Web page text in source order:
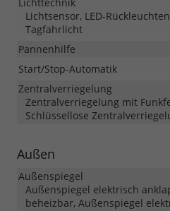
Lichtsensor, LED-
Tagfahrlicht
Pannenhilfe
Start/Stop-Automatik
Zentralverriegelung
Zentralverriegelung mit
Schlüssellose
Außen
Außenspiegel
Außenspiegel elektrisch
beheizbar, Außenspiegel